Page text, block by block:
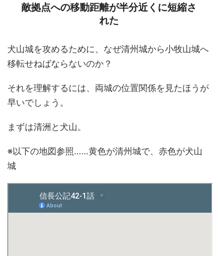
敵拠点への移動距離が半分近くに短縮さ
れた
犬山城を攻めるために、なぜ清州城から小牧山城へ
移転せねばならないのか？
それを理解するには、両城の位置関係を見たほうが
早いでしょう。
まずは清洲と犬山。
※以下の地図参照……黄色が清州城で、赤色が犬山
城